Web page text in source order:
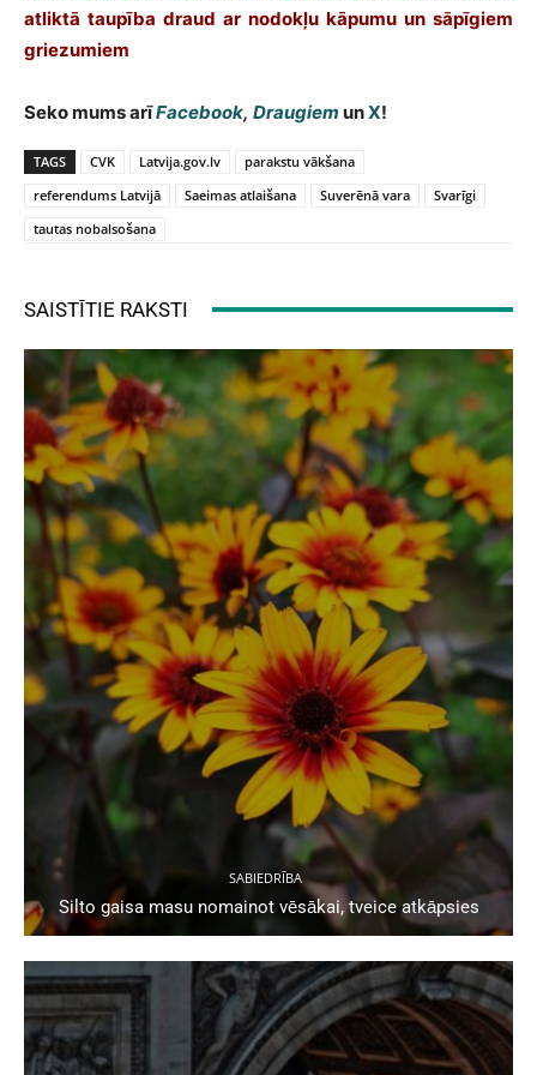
atliktā taupība draud ar nodokļu kāpumu un sāpīgiem
griezumiem
Seko mums arīFacebook, Draugiem unX!
TAGS CVK Latvija.gov.lv
parakstu vākšana
referendums Latvijā
Saeimas atlaišana Suverēnā vara
Svarīgi
tautas nobalsošana
SAISTĪTIE RAKSTI
SABIEDRĪBA
Silto gaisa masu nomainot vēsākai, tveice atkāpsies